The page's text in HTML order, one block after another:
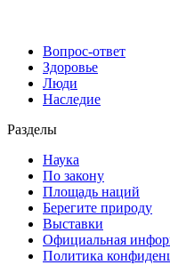
Вопрос-ответ
Здоровье
Люди
Наследие
Разделы
Наука
По закону
Площадь наций
Берегите природу
Выставки
Официальная
Политика